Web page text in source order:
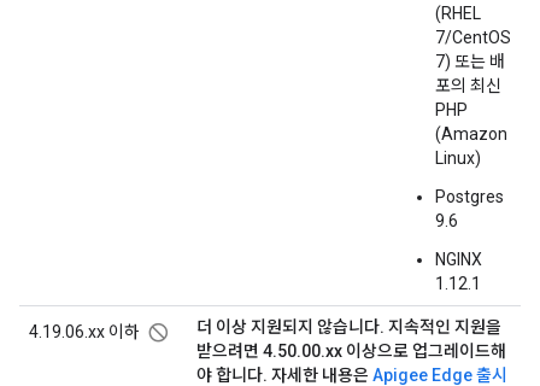
(RHEL
7/CentOS
7) 또는 배
포의 최신
PHP
(Amazon
Linux)
Postgres
9.6
NGINX
1.12.1
4.19.06.xx 이하 not_interested
더 이상 지원되지 않습니다. 지속적인 지원을
받으려면 4.50.00.xx 이상으로 업그레이드해
야 합니다. 자세한 내용은 Apigee Edge 출시